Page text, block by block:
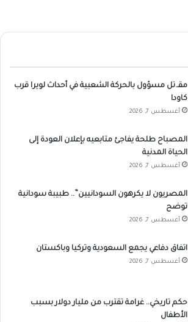
مقـ.تل مسؤول بالحركة الشعبية في أحداث لويرا قرب
كاودا
أغسطس 7, 2026
المصباح طلحة يفاجئ متابعيه بإعلان العودة إلى
الحياة المدنية
أغسطس 7, 2026
المصريون لا يكرهون السودانيين”.. طبيبة سودانية
توضح
أغسطس 7, 2026
اتفاق دفاعي يجمع السعودية وتركيا وباكستان
أغسطس 7, 2026
حكم تاريخي.. غرامة تقترب من مليار دولار بسبب
الأطفال